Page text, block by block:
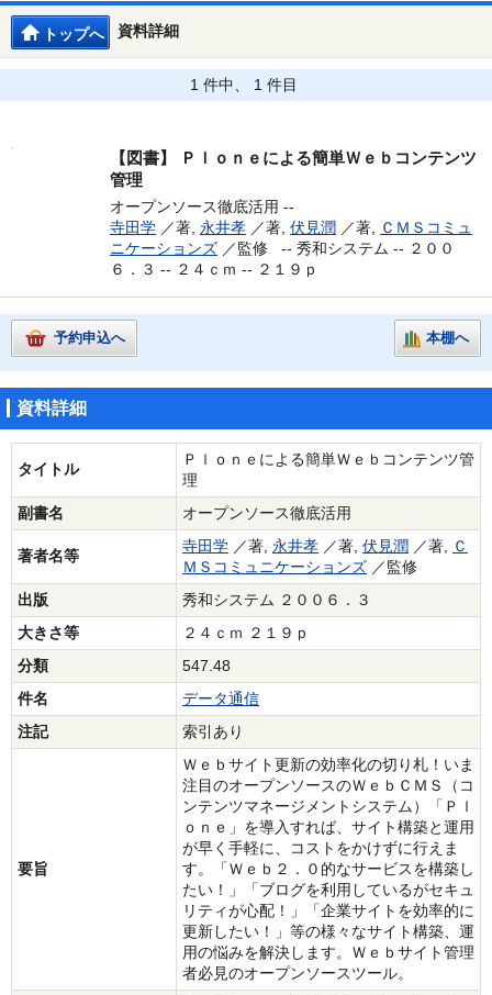
資料詳細
トップへ
1 件中、 1 件目
【図書】
Ｐｌｏｎｅによる簡単Ｗｅｂコンテンツ
管理
オープンソース徹底活用 --
寺田学 ／著, 永井孝 ／著, 伏見潤 ／著, ＣＭＳコミュ
ニケーションズ ／監修 -- 秀和システム -- ２００
６．３ -- ２４ｃｍ -- ２１９ｐ
予約申込へ 本棚へ
資料詳細
タイトル
Ｐｌｏｎｅによる簡単Ｗｅｂコンテンツ管
理
副書名
オープンソース徹底活用
著者名等
寺田学 ／著, 永井孝 ／著, 伏見潤 ／著, Ｃ
ＭＳコミュニケーションズ ／監修
出版
秀和システム ２００６．３
大きさ等
２４ｃｍ ２１９ｐ
分類
547.48
件名
データ通信
注記
索引あり
要旨
Ｗｅｂサイト更新の効率化の切り札！いま
注目のオープンソースのＷｅｂＣＭＳ（コ
ンテンツマネージメントシステム）「Ｐｌ
ｏｎｅ」を導入すれば、サイト構築と運用
が早く手軽に、コストをかけずに行えま
す。「Ｗｅｂ２．０的なサービスを構築し
たい！」「ブログを利用しているがセキュ
リティが心配！」「企業サイトを効率的に
更新したい！」等の様々なサイト構築、運
用の悩みを解決します。Ｗｅｂサイト管理
者必見のオープンソースツール。